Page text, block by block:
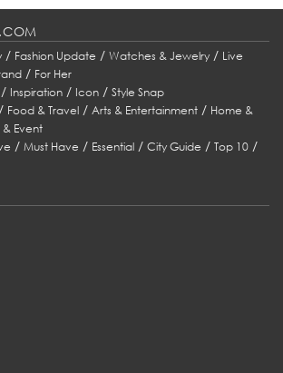
/ Fashion Update / Watches & Jewelry/ Live
/ For Her
Inspiration/ Icon/ Style Snap
Food & Travel/ Arts & Entertainment/ Home &
& Event
/Must Have / Essential /City Guide /Top 10 /